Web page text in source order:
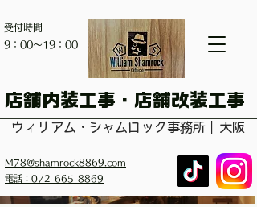
受付時間
​9：00～19：00
​店舗内装工事・店舗改装工事
ウィリアム・シャムロック事務所｜大阪
M78@shamrock8869.com
電話：072-665-8869